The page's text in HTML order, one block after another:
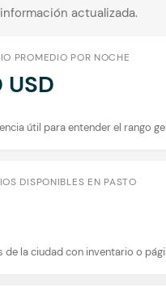
actualizada.
PROMEDIO POR NOCHE
USD
útil para entender el rango
DISPONIBLES EN PASTO
de la ciudad con inventario o